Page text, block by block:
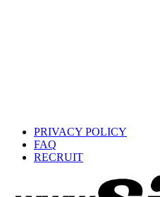
PRIVACY POLICY
FAQ
RECRUIT